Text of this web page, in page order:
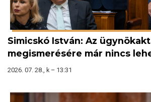
Simicskó István: Az
megismerésére már nincs
2026. 07. 28., k – 13:31